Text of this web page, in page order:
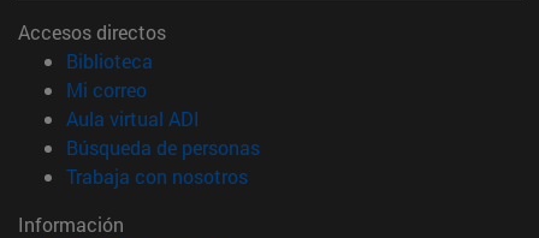
Accesos directos
Biblioteca
Mi correo(abre en nueva ventana)
Aula virtual ADI
Búsqueda de personas(abre en nueva ventana)
Trabaja con nosotros(abre en nueva ventana)
Información